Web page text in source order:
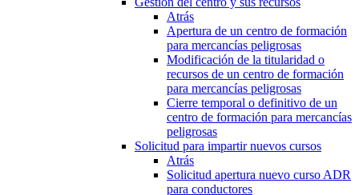
Atrás
Apertura de un centro de formación
para mercancías peligrosas
Modificación de la titularidad o
recursos de un centro de formación
para mercancías peligrosas
Cierre temporal o definitivo de un
centro de formación para mercancías
peligrosas
Solicitud para impartir nuevos cursos
Atrás
Solicitud apertura nuevo curso ADR
para conductores